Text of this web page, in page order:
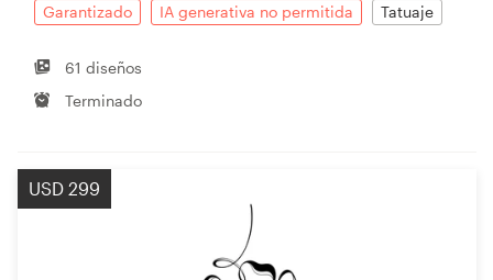
Garantizado IA generativa no permitida Tatuaje
61 diseños
Terminado
USD 299